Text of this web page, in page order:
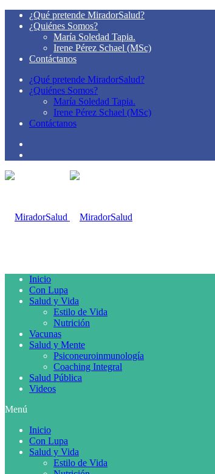
¿Qué pretende MiradorSalud?
¿Quiénes Somos?
María Soledad Tapia.
Irene Pérez Schael (MSc)
Contáctanos
¿Qué pretende MiradorSalud?
¿Quiénes Somos?
María Soledad Tapia.
Irene Pérez Schael (MSc)
Contáctanos
Inicio
Con Lupa
Salud y Vida
Estilo de Vida
Nutrición
Vacunas
Salud y Mente
Psiconeuroinmunología
Coaching Integral
Salud Pública
Videos
Menú
Inicio
Con Lupa
Salud y Vida
Estilo de Vida